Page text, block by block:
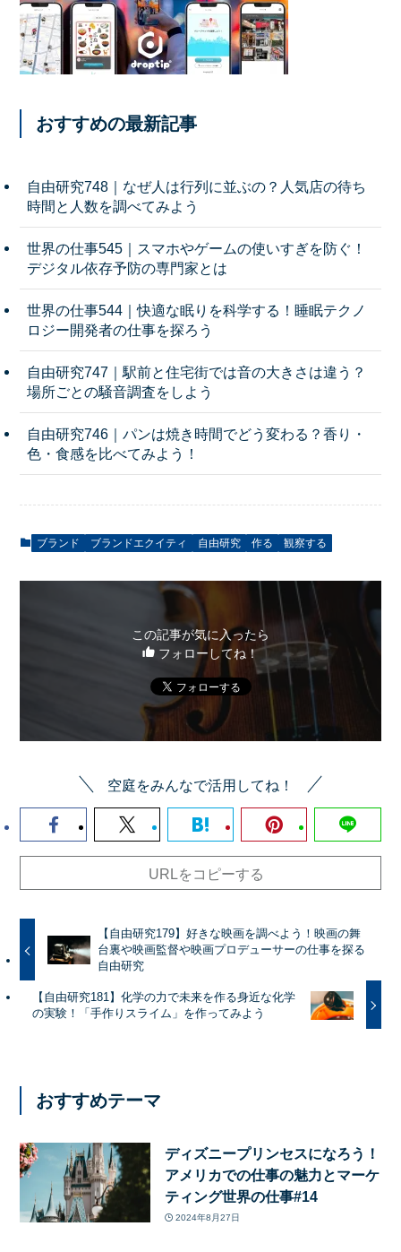
おすすめの最新記事
自由研究748｜なぜ人は行列に並ぶの？人気店の待ち
時間と人数を調べてみよう
世界の仕事545｜スマホやゲームの使いすぎを防ぐ！
デジタル依存予防の専門家とは
世界の仕事544｜快適な眠りを科学する！睡眠テクノ
ロジー開発者の仕事を探ろう
自由研究747｜駅前と住宅街では音の大きさは違う？
場所ごとの騒音調査をしよう
自由研究746｜パンは焼き時間でどう変わる？香り・
色・食感を比べてみよう！
ブランド ブランドエクイティ 自由研究 作る 観察する
この記事が気に入ったら
フォローしてね！
空庭をみんなで活用してね！
URLをコピーする
【自由研究179】好きな映画を調べよう！映画の舞
台裏や映画監督や映画プロデューサーの仕事を探る
自由研究
【自由研究181】化学の力で未来を作る身近な化学
の実験！「手作りスライム」を作ってみよう
おすすめテーマ
ディズニープリンセスになろう！
アメリカでの仕事の魅力とマーケ
ティング世界の仕事#14
2024年8月27日